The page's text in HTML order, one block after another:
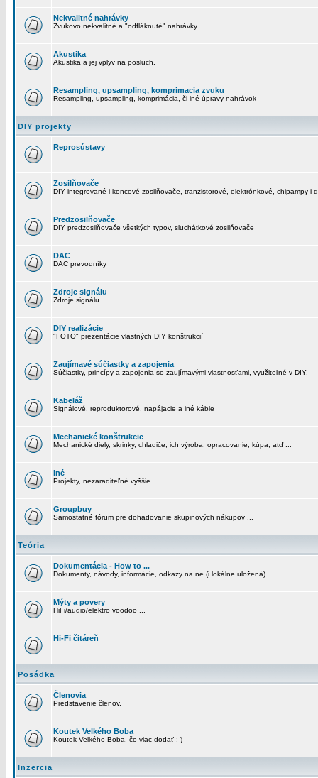
Nekvalitné nahrávky
Zvukovo nekvalitné a "odfláknuté" nahrávky.
Akustika
Akustika a jej vplyv na posluch.
Resampling, upsampling, komprimacia zvuku
Resampling, upsampling, komprimácia, či iné úpravy nahrávok
DIY projekty
Reprosústavy
Zosilňovače
DIY integrované i koncové zosilňovače, tranzistorové, elektrónkové, chipampy i
Predzosilňovače
DIY predzosilňovače všetkých typov, sluchátkové zosilňovače
DAC
DAC prevodníky
Zdroje signálu
Zdroje signálu
DIY realizácie
"FOTO" prezentácie vlastných DIY konštrukcií
Zaujímavé súčiastky a zapojenia
Súčiastky, princípy a zapojenia so zaujímavými vlastnosťami, využiteľné v DIY.
Kabeláž
Signálové, reproduktorové, napájacie a iné káble
Mechanické konštrukcie
Mechanické diely, skrinky, chladiče, ich výroba, opracovanie, kúpa, atď ...
Iné
Projekty, nezaraditeľné vyššie.
Groupbuy
Samostatné fórum pre dohadovanie skupinových nákupov ...
Teória
Dokumentácia - How to ...
Dokumenty, návody, informácie, odkazy na ne (i lokálne uložená).
Mýty a povery
HiFi/audio/elektro voodoo ...
Hi-Fi čitáreň
Posádka
Členovia
Predstavenie členov.
Koutek Velkého Boba
Koutek Velkého Boba, čo viac dodať :-)
Inzercia